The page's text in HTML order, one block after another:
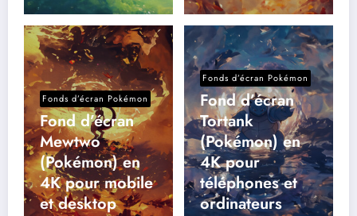
Fonds d’écran Pokémon
Fond d’écran
Mewtwo
(Pokémon) en
4K pour mobile
et desktop
Fonds d’écran Pokémon
Fond d’écran
Tortank
(Pokémon) en
4K pour
téléphones et
ordinateurs